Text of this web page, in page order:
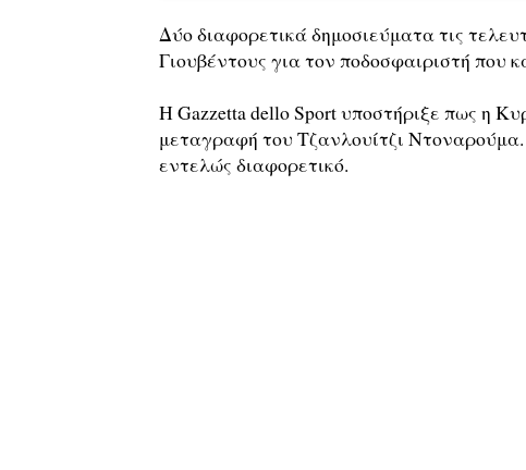
Δύο διαφορετικά δημοσιεύματα τις
Γιουβέντους για τον ποδοσφαιριστή που
Η Gazzetta dello Sport υποστήριξε πως η
μεταγραφή του Τζανλουίτζι
εντελώς διαφορετικό.